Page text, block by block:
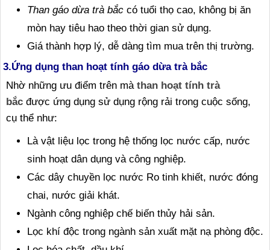
Than gáo dừa trà bắc có tuổi thọ cao, không bị ăn
mòn hay tiêu hao theo thời gian sử dụng.
Giá thành hợp lý, dễ dàng tìm mua trên thị trường.
3.Ứng dụng than hoạt tính gáo dừa trà bắc
Nhờ những ưu điểm trên mà than hoạt tính trà
bắc được ứng dụng sử dụng rộng rải trong cuộc sống,
cụ thể như:
Là vật liệu lọc trong hệ thống lọc nước cấp, nước
sinh hoạt dân dụng và công nghiệp.
Các dây chuyền lọc nước Ro tinh khiết, nước đóng
chai, nước giải khát.
Ngành công nghiệp chế biến thủy hải sản.
Lọc khí độc trong ngành sản xuất mặt nạ phòng độc.